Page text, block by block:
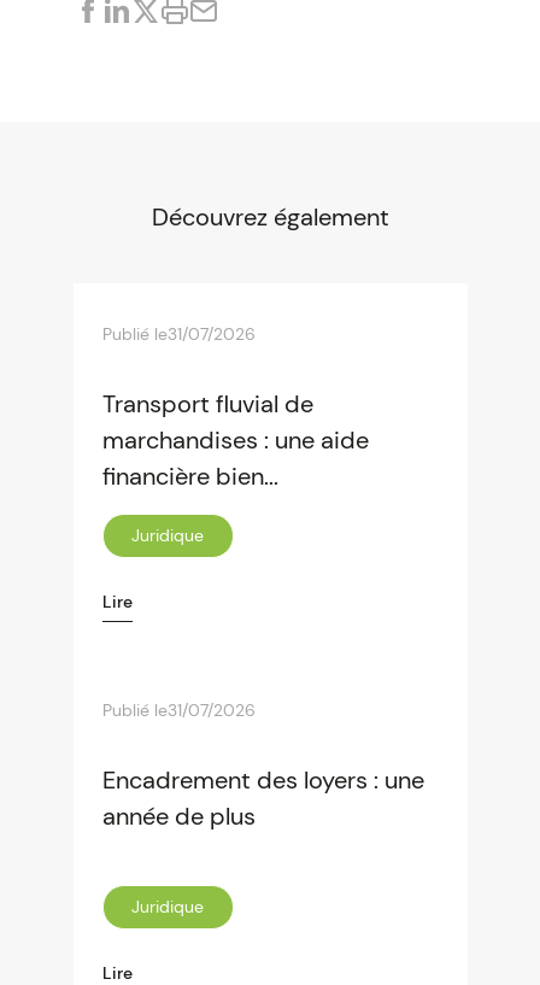
Découvrez également
Publié le31/07/2026
Transport fluvial de
marchandises : une aide
financière bien...
Juridique
Lire
Publié le31/07/2026
Encadrement des loyers : une
année de plus
Juridique
Lire